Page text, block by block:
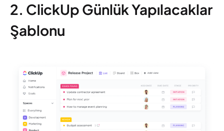
2. ClickUp Günlük Yapılacaklar
Şablonu